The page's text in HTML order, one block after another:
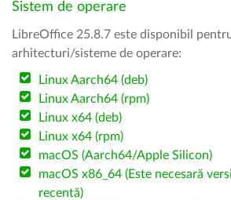
Sistem de operare
LibreOffice 25.8.7 este disponibil
arhitecturi/sisteme de operare:
Linux Aarch64 (deb)
Linux Aarch64 (rpm)
Linux x64 (deb)
Linux x64 (rpm)
macOS (Aarch64/Apple Silicon)
macOS x86_64 (Este necesară
recentă)